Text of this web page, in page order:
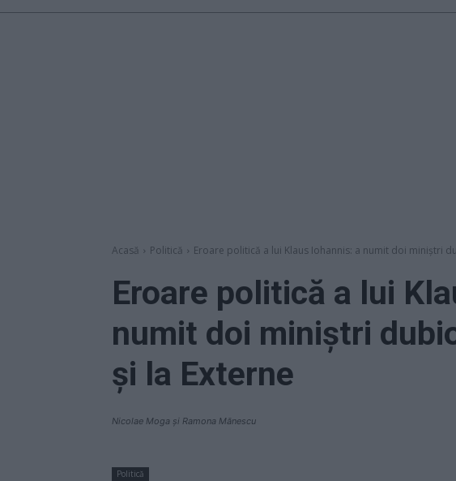
Acasă Politică Eroare politică a lui Klaus Iohannis: a numit doi miniștri
Eroare politică a lui
numit doi miniștri
și la Externe
Nicolae Moga și Ramona Mănescu
Politică